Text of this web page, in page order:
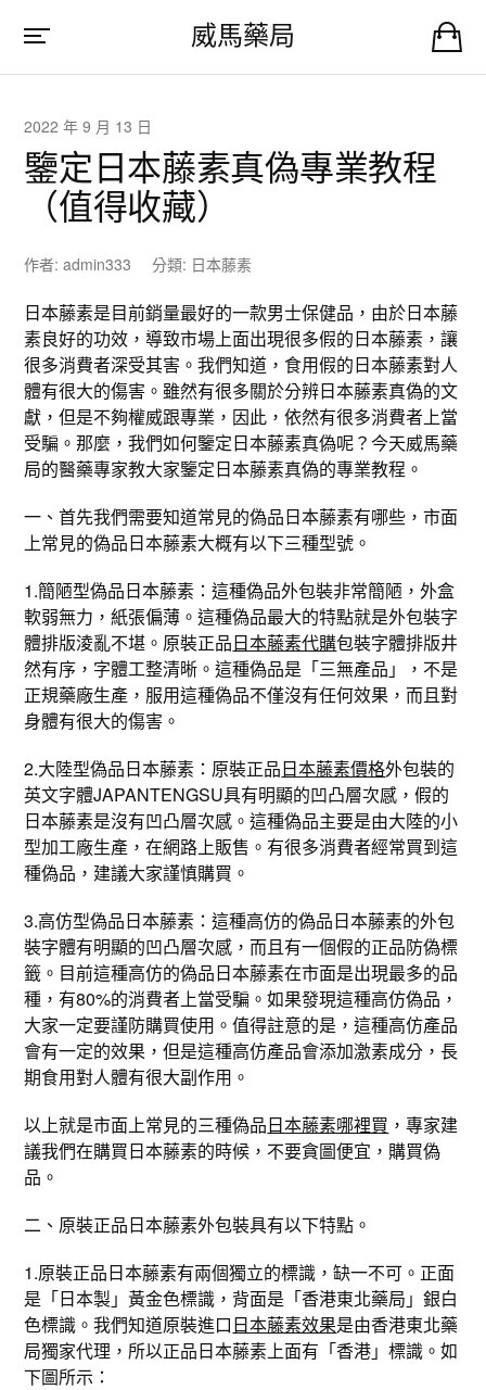
威馬藥局
2022 年 9 月 13 日
鑒定日本藤素真偽專業教程
（值得收藏）
作者:admin333 分類: 日本藤素
日本藤素是目前銷量最好的一款男士保健品，由於日本藤
素良好的功效，導致市場上面出現很多假的日本藤素，讓
很多消費者深受其害。我們知道，食用假的日本藤素對人
體有很大的傷害。雖然有很多關於分辨日本藤素真偽的文
獻，但是不夠權威跟專業，因此，依然有很多消費者上當
受騙。那麼，我們如何鑒定日本藤素真偽呢？今天威馬藥
局的醫藥專家教大家鑒定日本藤素真偽的專業教程。
一、首先我們需要知道常見的偽品日本藤素有哪些，市面
上常見的偽品日本藤素大概有以下三種型號。
1.簡陋型偽品日本藤素：這種偽品外包裝非常簡陋，外盒
軟弱無力，紙張偏薄。這種偽品最大的特點就是外包裝字
體排版淩亂不堪。原裝正品日本藤素代購包裝字體排版井
然有序，字體工整清晰。這種偽品是「三無產品」，不是
正規藥廠生產，服用這種偽品不僅沒有任何效果，而且對
身體有很大的傷害。
2.大陸型偽品日本藤素：原裝正品日本藤素價格外包裝的
英文字體JAPANTENGSU具有明顯的凹凸層次感，假的
日本藤素是沒有凹凸層次感。這種偽品主要是由大陸的小
型加工廠生產，在網路上販售。有很多消費者經常買到這
種偽品，建議大家謹慎購買。
3.高仿型偽品日本藤素：這種高仿的偽品日本藤素的外包
裝字體有明顯的凹凸層次感，而且有一個假的正品防偽標
籤。目前這種高仿的偽品日本藤素在市面是出現最多的品
種，有80%的消費者上當受騙。如果發現這種高仿偽品，
大家一定要謹防購買使用。值得註意的是，這種高仿產品
會有一定的效果，但是這種高仿產品會添加激素成分，長
期食用對人體有很大副作用。
以上就是市面上常見的三種偽品日本藤素哪裡買 ，專家建
議我們在購買日本藤素的時候，不要貪圖便宜，購買偽
品。
二、原裝正品日本藤素外包裝具有以下特點。
1.原裝正品日本藤素有兩個獨立的標識，缺一不可。正面
是「日本製」黃金色標識，背面是「香港東北藥局」銀白
色標識。我們知道原裝進口日本藤素效果是由香港東北藥
局獨家代理，所以正品日本藤素上面有「香港」標識。如
下圖所示：